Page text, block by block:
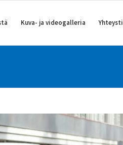
Kuva- ja videogalleria